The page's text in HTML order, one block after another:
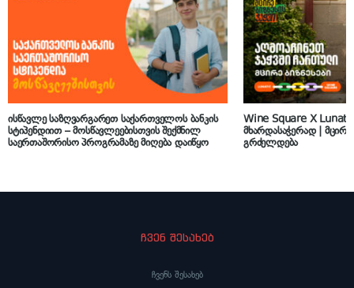
ისწავლე საზღვარგარეთ საქართველოს ბანკის
სტიპენდიით – მოსწავლეებისთვის შექმნილ
საერთაშორისო პროგრამაზე მიღება დაიწყო
Wine Square X
მხარდასაჭერად | მცირე
გრძელდება
ჩვენ შესახებ
ჩვენს შესახებ